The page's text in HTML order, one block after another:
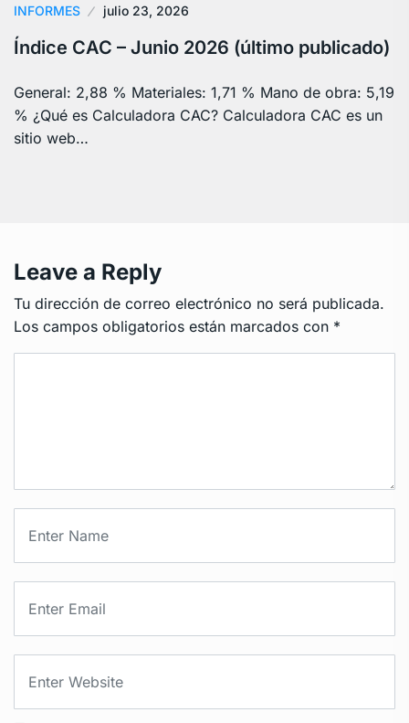
INFORMES julio 23, 2026
Índice CAC – Junio 2026 (último publicado)
General: 2,88 % Materiales: 1,71 % Mano de obra: 5,19
% ¿Qué es Calculadora CAC? Calculadora CAC es un
sitio web…
Leave a Reply
Tu dirección de correo electrónico no será publicada.
Los campos obligatorios están marcados con *